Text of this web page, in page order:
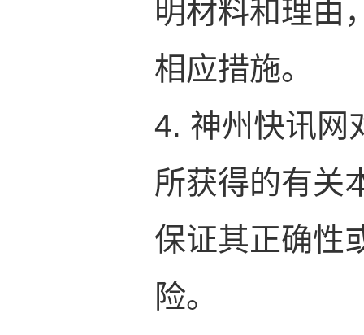
明材料和理由
相应措施。
4. 神州快讯网
所获得的有关
保证其正确性
险。